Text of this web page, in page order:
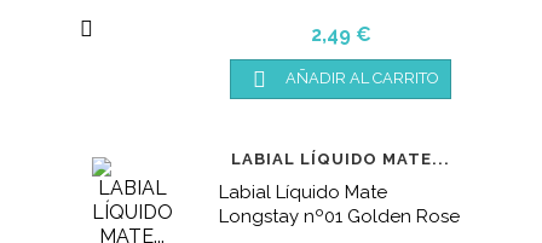
 Precio
2,49 €
 AÑADIR AL CARRITO
LABIAL LÍQUIDO MATE...
Labial Líquido Mate
Longstay nº01 Golden Rose